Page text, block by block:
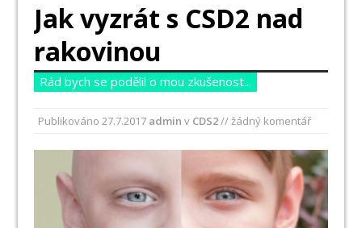
Jak vyzrát s CSD2 nad
rakovinou
Rád bych se podělil o mou zkušenost...
Publikováno27.7.2017 admin v CDS2// žádný komentář